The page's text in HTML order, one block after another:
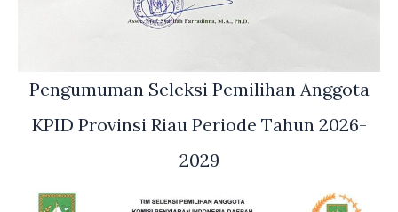
Pengumuman Seleksi Pemilihan Anggota
KPID Provinsi Riau Periode Tahun 2026-
2029